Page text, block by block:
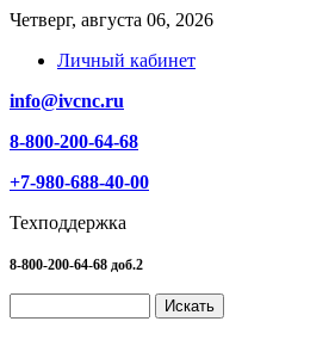
Четверг, августа 06, 2026
Личный кабинет
info@ivcnc.ru
8-800-200-64-68
+7-980-688-40-00
Техподдержка
8-800-200-64-68 доб.2